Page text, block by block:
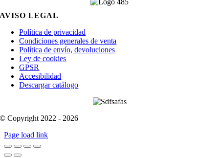
AVISO LEGAL
Política de privacidad
Condiciones generales de venta
Política de envío, devoluciones
Ley de cookies
GPSR
Accesibilidad
Descargar catálogo
© Copyright 2022 - 2026
Page load link